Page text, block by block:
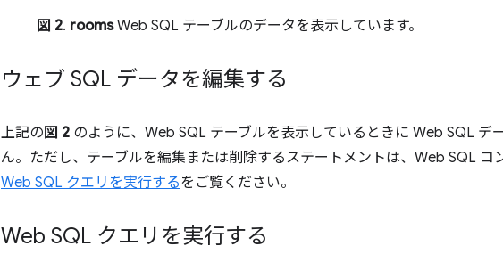
図 2. roomsWeb SQL テーブルのデータを表示しています。
ウェブ SQL データを編集する
上記の図 2 のように、Web SQL テーブルを表示しているときに Web SQL デ
ん。ただし、テーブルを編集または削除するステートメントは、Web SQL コ
Web SQL クエリを実行するをご覧ください。
Web SQL クエリを実行する